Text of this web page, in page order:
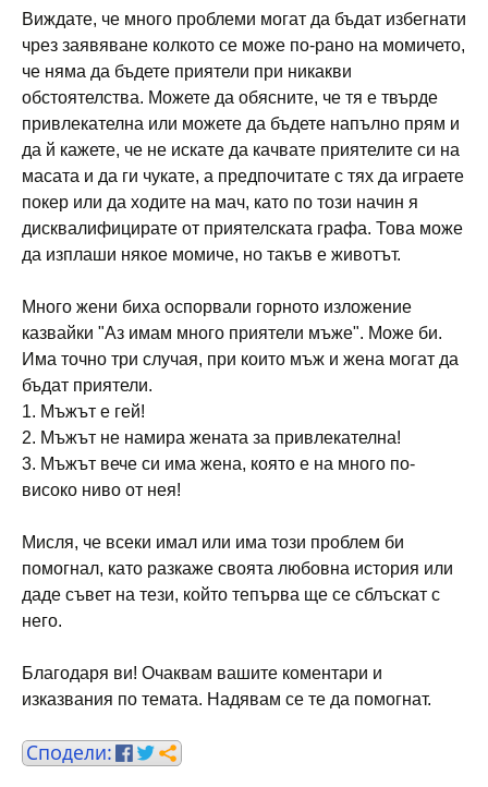
Виждате, че много проблеми могат да бъдат избегнати
чрез заявяване колкото се може по-рано на момичето,
че няма да бъдете приятели при никакви
обстоятелства. Можете да обясните, че тя е твърде
привлекателна или можете да бъдете напълно прям и
да й кажете, че не искате да качвате приятелите си на
масата и да ги чукате, а предпочитате с тях да играете
покер или да ходите на мач, като по този начин я
дисквалифицирате от приятелската графа. Това може
да изплаши някое момиче, но такъв е животът.
Много жени биха оспорвали горното изложение
казвайки "Аз имам много приятели мъже". Може би.
Има точно три случая, при които мъж и жена могат да
бъдат приятели.
1. Мъжът е гей!
2. Мъжът не намира жената за привлекателна!
3. Мъжът вече си има жена, която е на много по-
високо ниво от нея!
Мисля, че всеки имал или има този проблем би
помогнал, като разкаже своята любовна история или
даде съвет на тези, който тепърва ще се сблъскат с
него.
Благодаря ви! Очаквам вашите коментари и
изказвания по темата. Надявам се те да помогнат.